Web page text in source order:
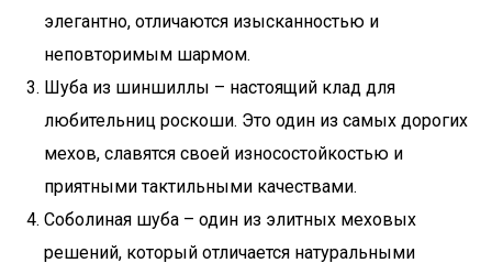
элегантно, отличаются изысканностью и
неповторимым шармом.
Шуба из шиншиллы – настоящий клад для
любительниц роскоши. Это один из самых дорогих
мехов, славятся своей износостойкостью и
приятными тактильными качествами.
Соболиная шуба – один из элитных меховых
решений, который отличается натуральными